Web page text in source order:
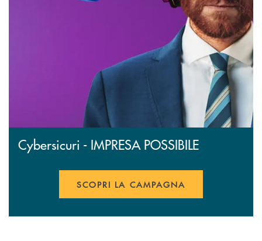
Cybersicuri - IMPRESA POSSIBILE
SCOPRI LA CAMPAGNA